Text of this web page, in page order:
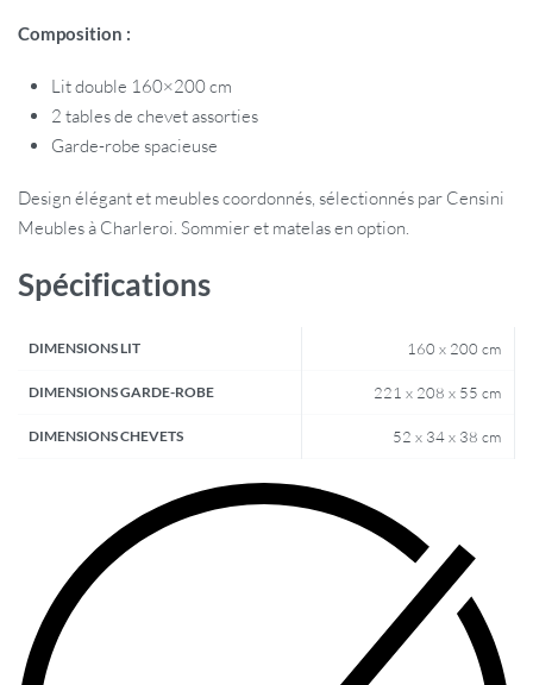
Composition :
Lit double 160×200 cm
2 tables de chevet assorties
Garde-robe spacieuse
Design élégant et meubles coordonnés, sélectionnés par Censini
Meubles à Charleroi. Sommier et matelas en option.
Spécifications
DIMENSIONS LIT 160 x 200 cm
DIMENSIONS GARDE-ROBE 221 x 208 x 55 cm
DIMENSIONS CHEVETS 52 x 34 x 38 cm